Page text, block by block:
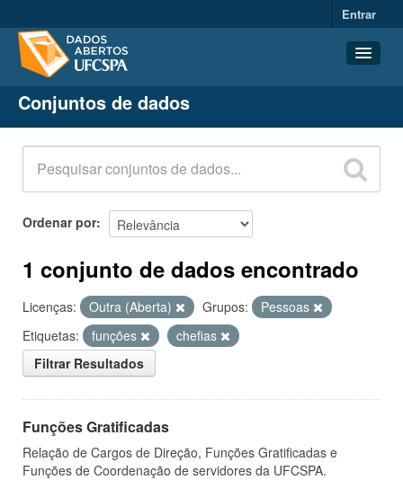
Entrar
Conjuntos de dados
Organizações
Grupos
Sobre
Conjuntos de dados
Ordenar por
1 conjunto de dados encontrado
Licenças: Outra (Aberta) Grupos:
Pessoas
Etiquetas:
funções
chefias
Filtrar Resultados
Funções Gratificadas
Relação de Cargos de Direção, Funções Gratificadas e
Funções de Coordenação de servidores da UFCSPA.